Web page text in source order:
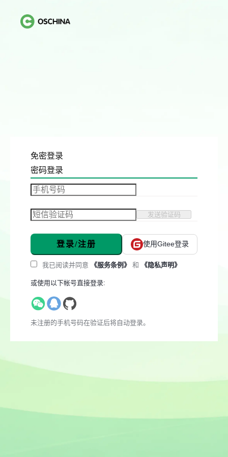
免密登录
密码登录
发送验证码
登录/注册 使用Gitee登录
我已阅读并同意 《服务条例》 和 《隐私声明》
或使用以下帐号直接登录:
未注册的手机号码在验证后将自动登录。